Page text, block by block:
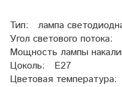
Тип: лампа
Угол светового потока:
Мощность лампы
Цоколь:
Цветовая